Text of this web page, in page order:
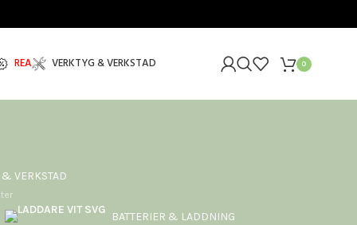
REA VERKTYG & VERKSTAD 0
& VERKSTAD
BATTERIER & LADDNING